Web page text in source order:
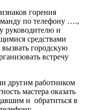
горения
по телефону ….,
руководителю и
средствами
городскую
встречу
другим работником
мастера оказать
и обратиться в